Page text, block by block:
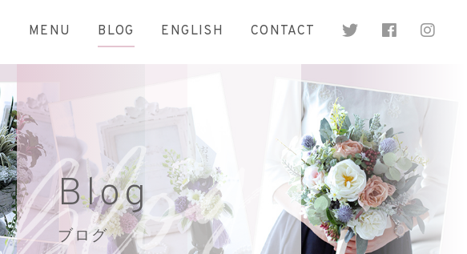
MENU BLOG ENGLISH CONTACT
Blog
ブログ